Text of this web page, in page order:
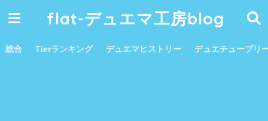
flat-デュエマ工房blog
総合 Tierランキング デュエマヒストリー デュエチューブリ